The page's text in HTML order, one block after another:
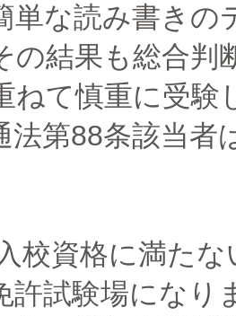
単な読み書きの
の結果も総合判
ねて慎重に受験
法第88条該当者
校資格に満た
許試験場になり